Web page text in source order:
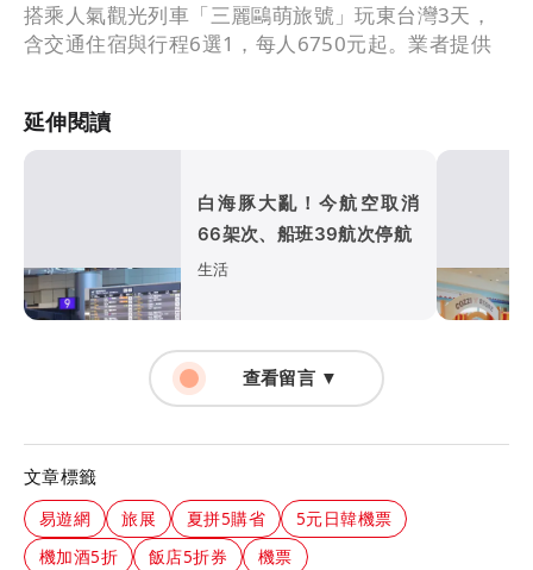
搭乘人氣觀光列車「三麗鷗萌旅號」玩東台灣3天，
含交通住宿與行程6選1，每人6750元起。業者提供
延伸閱讀
白海豚大亂！今航空取消
66架次、船班39航次停航
生活
查看留言 ▼
文章標籤
易遊網 旅展 夏拼5購省
5元日韓機票
機加酒5折
飯店5折券 機票